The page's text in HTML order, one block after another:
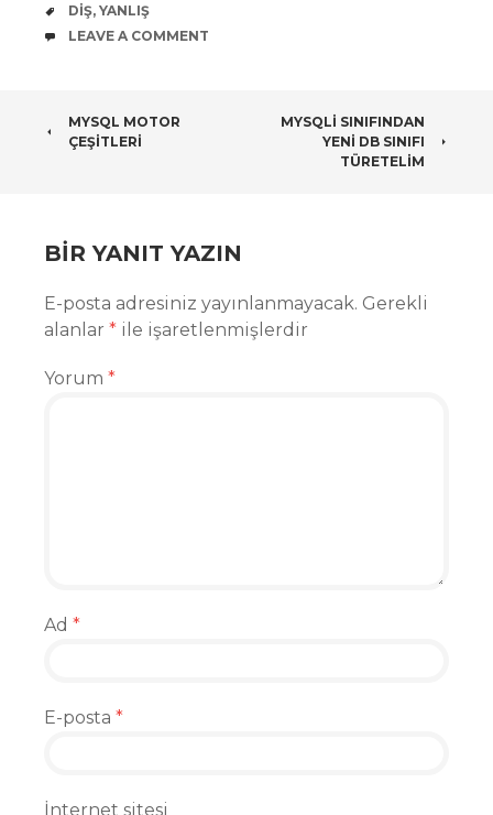
TAGS
DIŞ, YANLIŞ
COMMENTS
LEAVE A COMMENT
POST
MYSQL MOTOR
ÇEŞITLERI
MYSQLI SINIFINDAN
YENI DB SINIFI
TÜRETELIM
BIR YANIT YAZIN
E-posta adresiniz yayınlanmayacak. Gerekli
alanlar * ile işaretlenmişlerdir
Yorum *
Ad *
E-posta *
İnternet sitesi